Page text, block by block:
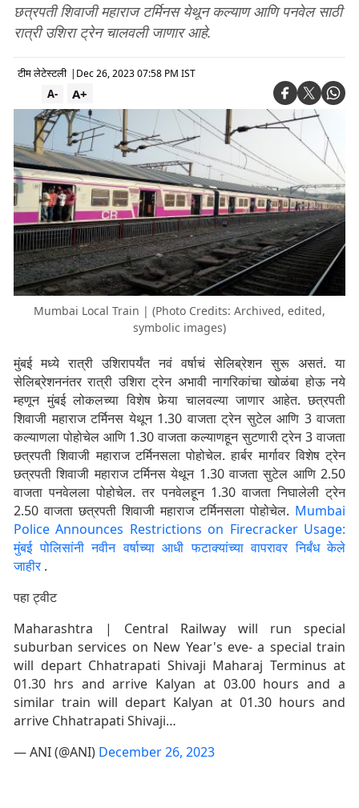
छत्रपती शिवाजी महाराज टर्मिनस येथून कल्याण आणि पनवेल साठी
रात्री उशिरा ट्रेन चालवली जाणार आहे.
टीम लेटेस्टली | Dec 26, 2023 07:58 PM IST
A+
A-
Mumbai Local Train | (Photo Credits: Archived, edited,
symbolic images)
मुंबई मध्ये रात्री उशिरापर्यंत नवं वर्षाचं सेलिब्रेशन सुरू असतं. या
सेलिब्रेशननंतर रात्री उशिरा ट्रेन अभावी नागरिकांचा खोळंबा होऊ नये
म्हणून मुंबई लोकलच्या विशेष फेर्‍या चालवल्या जाणार आहेत. छत्रपती
शिवाजी महाराज टर्मिनस येथून 1.30 वाजता ट्रेन सुटेल आणि 3 वाजता
कल्याणला पोहोचेल आणि 1.30 वाजता कल्याणहून सुटणारी ट्रेन 3 वाजता
छत्रपती शिवाजी महाराज टर्मिनसला पोहोचेल. हार्बर मार्गावर विशेष ट्रेन
छत्रपती शिवाजी महाराज टर्मिनस येथून 1.30 वाजता सुटेल आणि 2.50
वाजता पनवेलला पोहोचेल. तर पनवेलहून 1.30 वाजता निघालेली ट्रेन
2.50 वाजता छत्रपती शिवाजी महाराज टर्मिनसला पोहोचेल. Mumbai
Police Announces Restrictions on Firecracker Usage:
मुंबई पोलिसांनी नवीन वर्षाच्या आधी फटाक्यांच्या वापरावर निर्बंध केले
जाहीर.
पहा ट्वीट
Maharashtra | Central Railway will run special
suburban services on New Year's eve- a special train
will depart Chhatrapati Shivaji Maharaj Terminus at
01.30 hrs and arrive Kalyan at 03.00 hours and a
similar train will depart Kalyan at 01.30 hours and
arrive Chhatrapati Shivaji…
— ANI (@ANI) December 26, 2023